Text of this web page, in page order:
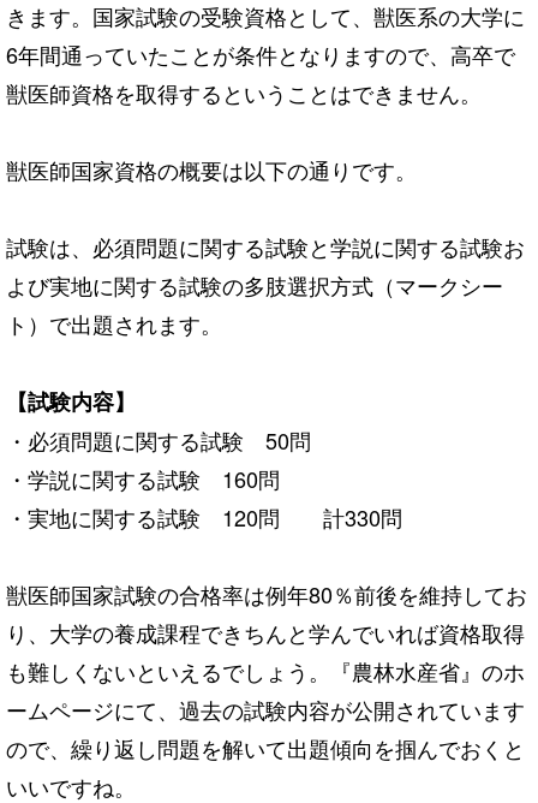
きます。国家試験の受験資格として、獣医系の大学に
6年間通っていたことが条件となりますので、高卒で
獣医師資格を取得するということはできません。
獣医師国家資格の概要は以下の通りです。
試験は、必須問題に関する試験と学説に関する試験お
よび実地に関する試験の多肢選択方式（マークシー
ト）で出題されます。
【試験内容】
・必須問題に関する試験 50問
・学説に関する試験 160問
・実地に関する試験 120問 計330問
獣医師国家試験の合格率は例年80％前後を維持してお
り、大学の養成課程できちんと学んでいれば資格取得
も難しくないといえるでしょう。『農林水産省』のホ
ームページにて、過去の試験内容が公開されています
ので、繰り返し問題を解いて出題傾向を掴んでおくと
いいですね。